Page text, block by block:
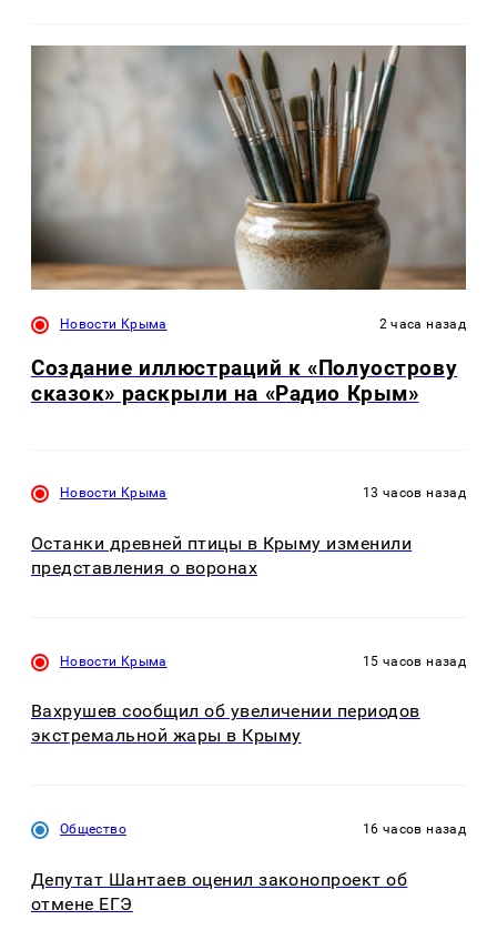
Новости Крыма 2 часа назад
Создание иллюстраций к «Полуострову
сказок» раскрыли на «Радио Крым»
Новости Крыма 13 часов назад
Останки древней птицы в Крыму изменили
представления о воронах
Новости Крыма 15 часов назад
Вахрушев сообщил об увеличении периодов
экстремальной жары в Крыму
Общество 16 часов назад
Депутат Шантаев оценил законопроект об
отмене ЕГЭ